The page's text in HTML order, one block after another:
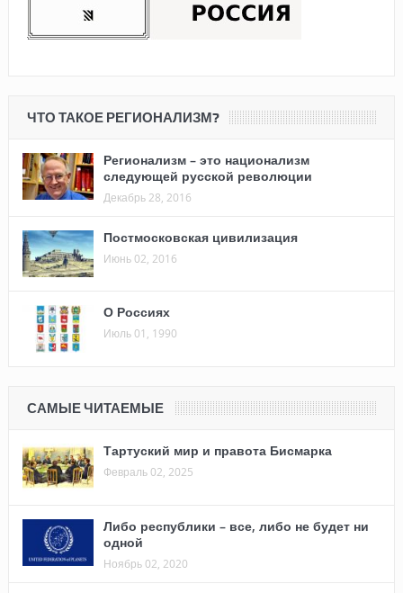
ЧТО ТАКОЕ РЕГИОНАЛИЗМ?
Регионализм – это национализм
следующей русской революции
Декабрь 28, 2016
Постмосковская цивилизация
Июнь 02, 2016
О Россиях
Июль 01, 1990
САМЫЕ ЧИТАЕМЫЕ
Тартуский мир и правота Бисмарка
Февраль 02, 2025
Либо республики – все, либо не будет ни
одной
Ноябрь 02, 2020